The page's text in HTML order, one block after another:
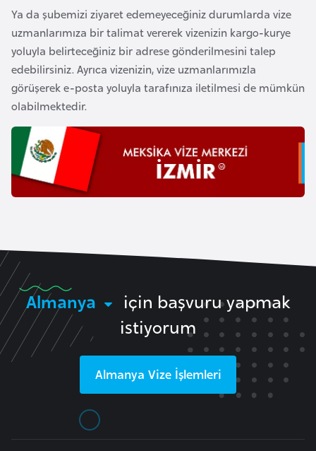
Ya da şubemizi ziyaret edemeyeceğiniz durumlarda vize
uzmanlarımıza bir talimat vererek vizenizin kargo-kurye
yoluyla belirteceğiniz bir adrese gönderilmesini talep
edebilirsiniz. Ayrıca vizenizin, vize uzmanlarımızla
görüşerek e-posta yoluyla tarafınıza iletilmesi de mümkün
olabilmektedir.
Almanya
için başvuru yapmak
istiyorum
Almanya Vize İşlemleri
g
a
r
i
s
t
n
E
r
n
s
t
a
n